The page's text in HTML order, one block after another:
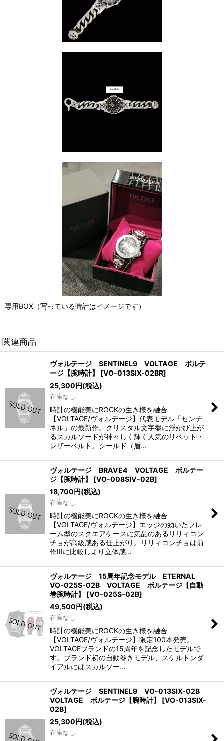
専用BOX（写っている時計はイメージです）
関連商品
ヴォルテージ SENTINEL9 VOLTAGE ボルテ
ージ【腕時計】
[VO-013SIX-02BR]
25,300円(税込)
在庫なし
時計の機能美にROCKの生き様を融合
【VOLTAGE/ヴォルテージ】代表モデル「センチ
ネル」の最新作。クリスタル文字盤に浮かび上が
るスカルソードが神々しく輝く人気のリベット・
レザーベルト。シールド（盾…
ヴォルテージ BRAVE4 VOLTAGE ボルテー
ジ【腕時計】
[VO-008SIV-02B]
18,700円(税込)
在庫なし
時計の機能美にROCKの生き様を融合
【VOLTAGE/ヴォルテージ】エッジの効いたフレ
ーム型のスクエアケースに気品のあるリリィコン
チョが高級感ある仕上がり。リリィコンチョは前
作IIIに比較しより立体感…
ヴォルテージ 15周年記念モデル ETERNAL
VO-025S-02B VOLTAGE ボルテージ【自動
巻腕時計】
[VO-025S-02B]
49,500円(税込)
在庫なし
時計の機能美にROCKの生き様を融合
【VOLTAGE/ヴォルテージ】限定100本発売。
VOLTAGEブランドの15周年を記念したモデルで
す。ブランド初の自動巻きモデル、スケルトンダ
イアルにはスカルソー…
ヴォルテージ SENTINEL9 VO-013SIX-02B
VOLTAGE ボルテージ【腕時計】
[VO-013SIX-
02B]
25,300円(税込)
在庫なし